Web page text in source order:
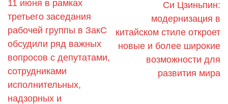
11 июня в рамках
третьего заседания
рабочей группы в ЗакС
обсудили ряд важных
вопросов с депутатами,
сотрудниками
исполнительных,
надзорных и
Си Цзиньпин:
модернизация в
китайском стиле откроет
новые и более широкие
возможности для
развития мира